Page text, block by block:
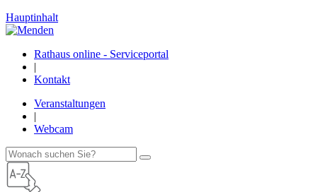
Hauptinhalt
Rathaus online - Serviceportal
|
Kontakt
Veranstaltungen
|
Webcam